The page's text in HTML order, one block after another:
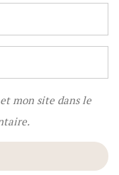
mon site dans le